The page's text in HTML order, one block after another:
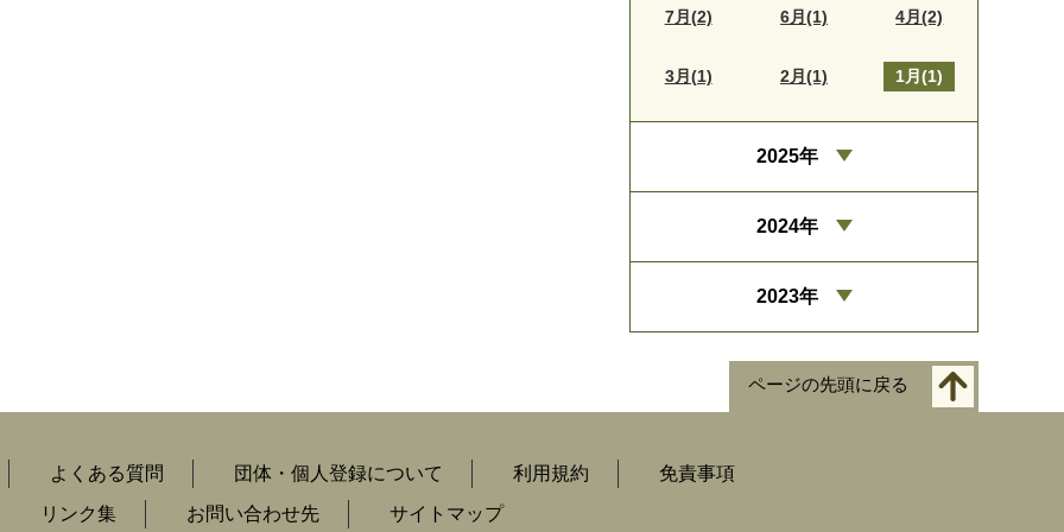
7月(2) 6月(1) 4月(2)
3月(1) 2月(1) 1月(1)
2025年
2024年
2023年
ページの先頭に戻る
よくある質問 団体・個人登録について 利用規約
免責事項
リンク集
お問い合わせ先 サイトマップ